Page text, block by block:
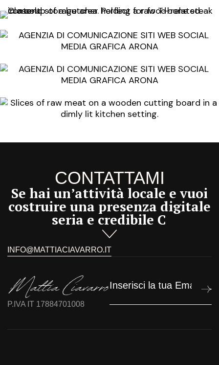
CONTATTAMI
Se hai un’attività locale e vuoi
costruire una presenza digitale
seria e credibileCh
INFO@MATTIACIAVARRO.IT
P.IVA IT 17884701008